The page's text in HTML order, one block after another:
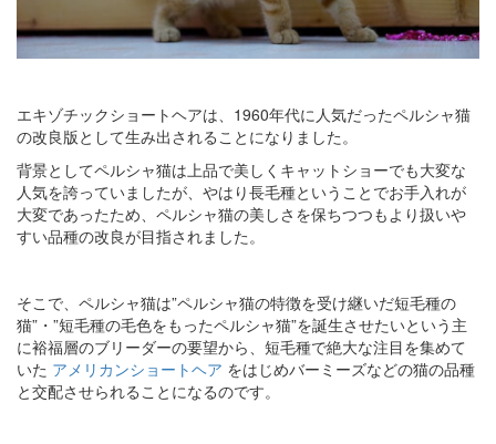
エキゾチックショートヘアは、1960年代に人気だったペルシャ猫
の改良版として生み出されることになりました。
背景としてペルシャ猫は上品で美しくキャットショーでも大変な
人気を誇っていましたが、やはり長毛種ということでお手入れが
大変であったため、ペルシャ猫の美しさを保ちつつもより扱いや
すい品種の改良が目指されました。
そこで、ペルシャ猫は”ペルシャ猫の特徴を受け継いだ短毛種の
猫”・”短毛種の毛色をもったペルシャ猫”を誕生させたいという主
に裕福層のブリーダーの要望から、短毛種で絶大な注目を集めて
いた アメリカンショートヘア をはじめバーミーズなどの猫の品種
と交配させられることになるのです。